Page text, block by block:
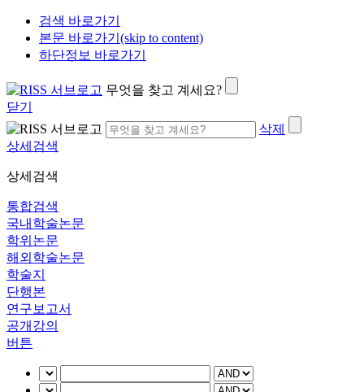
검색 바로가기
본문 바로가기(skip to content)
하단정보 바로가기
무엇을 찾고 계세요?
닫기
삭제
상세검색
상세검색
통합검색
국내학술논문
학위논문
해외학술논문
학술지
단행본
연구보고서
공개강의
버튼